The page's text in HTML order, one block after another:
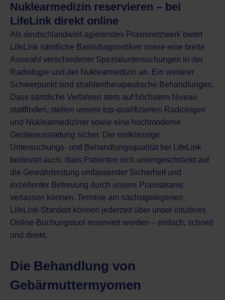
Nuklearmedizin reservieren – bei
LifeLink direkt online
Als deutschlandweit agierendes Praxisnetzwerk bietet
LifeLink sämtliche Basisdiagnostiken sowie eine breite
Auswahl verschiedener Spezialuntersuchungen in der
Radiologie und der Nuklearmedizin an. Ein weiterer
Schwerpunkt sind strahlentherapeutische Behandlungen.
Dass sämtliche Verfahren stets auf höchstem Niveau
stattfinden, stellen unsere top-qualifizierten Radiologen
und Nuklearmediziner sowie eine hochmoderne
Geräteausstattung sicher. Die erstklassige
Untersuchungs- und Behandlungsqualität bei LifeLink
bedeutet auch, dass Patienten sich uneingeschränkt auf
die Gewährleistung umfassender Sicherheit und
exzellenter Betreuung durch unsere Praxisteams
verlassen können. Termine am nächstgelegenen
LifeLink-Standort können jederzeit über unser intuitives
Online-Buchungstool reserviert werden – einfach, schnell
und direkt.
Die Behandlung von
Gebärmuttermyomen